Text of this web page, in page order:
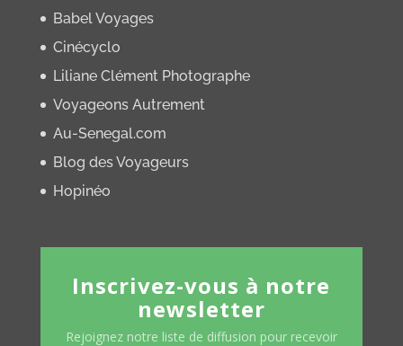
Babel Voyages
Cinécyclo
Liliane Clément Photographe
Voyageons Autrement
Au-Senegal.com
Blog des Voyageurs
Hopinéo
Inscrivez-vous à notre
newsletter
Rejoignez notre liste de diffusion pour recevoir